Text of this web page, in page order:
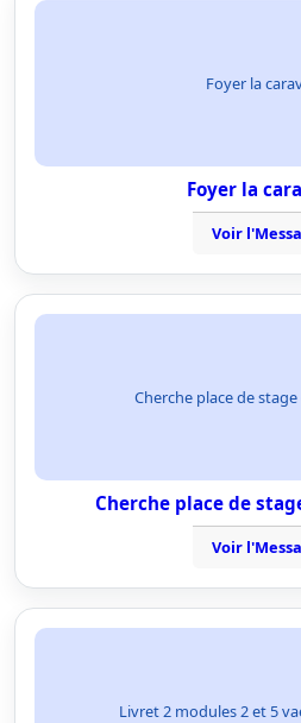
Foyer la
Foyer la
Voir
Cherche place de
Cherche place de
Voir
Livret 2 modules 2 et 5